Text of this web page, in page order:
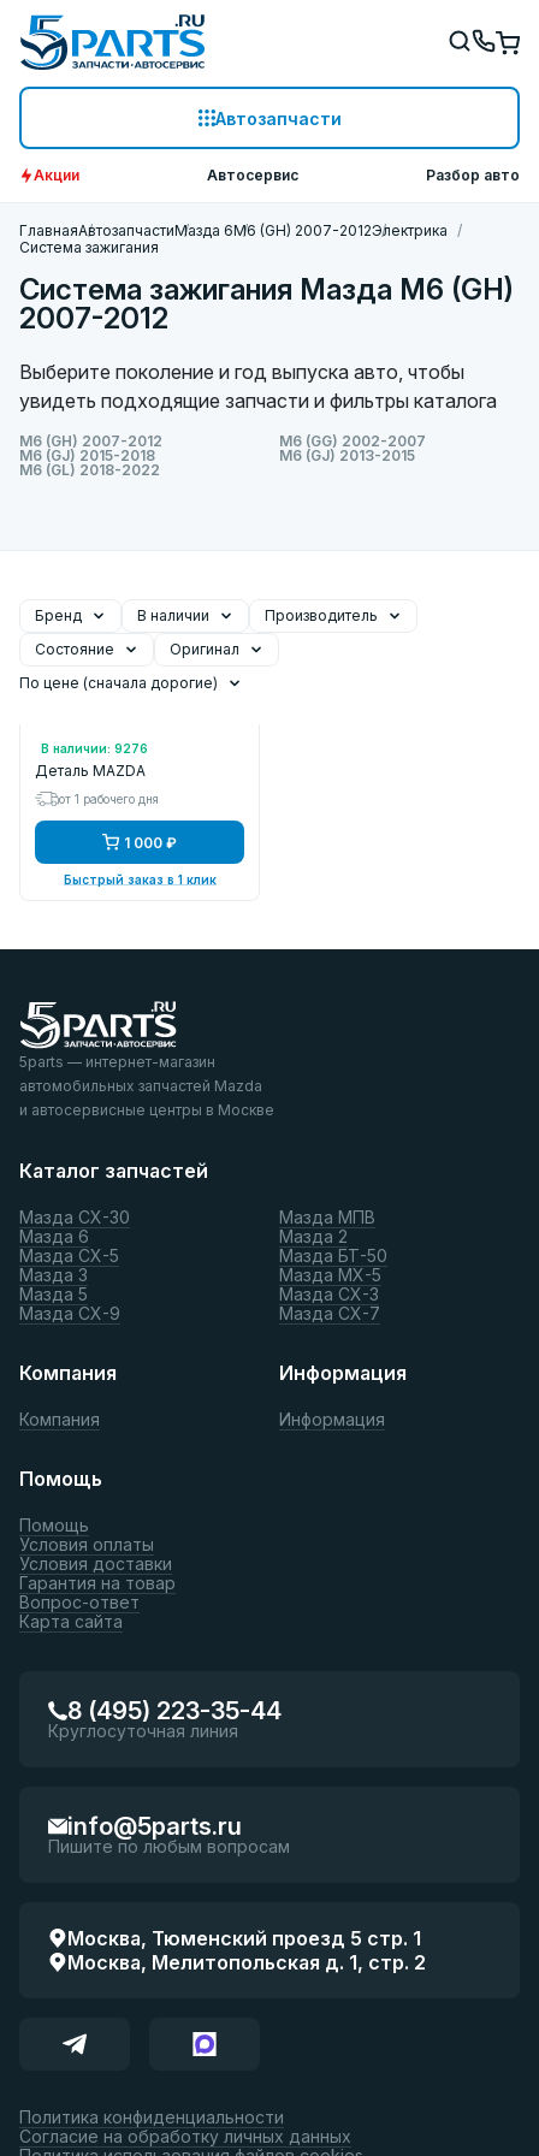
Автозапчасти
Акции Автосервис Разбор авто
ГлавнаяАвтозапчастиМазда 6M6 (GH) 2007-2012Электрика
Система зажигания
Система зажигания Мазда M6 (GH)
2007-2012
Выберите поколение и год выпуска авто, чтобы
увидеть подходящие запчасти и фильтры каталога
M6 (GH) 2007-2012
M6 (GG) 2002-2007
M6 (GJ) 2015-2018
M6 (GJ) 2013-2015
M6 (GL) 2018-2022
Бренд В наличии
Производитель
Состояние
Оригинал
По цене (сначала дорогие)
В наличии: 9276
Арт.: K1Y167SH3 БУ
Деталь MAZDA
от 1 рабочего дня
1 000 ₽
Быстрый заказ в 1 клик
5parts — интернет-магазин
автомобильных запчастей Mazda
и автосервисные центры в Москве
Каталог запчастей
Мазда СХ-30
Мазда 6
Мазда СХ-5
Мазда 3
Мазда 5
Мазда СХ-9
Мазда МПВ
Мазда 2
Мазда БТ-50
Мазда МХ-5
Мазда СХ-3
Мазда СХ-7
Компания
Компания
Информация
Информация
Помощь
Помощь
Условия оплаты
Условия доставки
Гарантия на товар
Вопрос-ответ
Карта сайта
8 (495) 223-35-44
Круглосуточная линия
info@5parts.ru
Пишите по любым вопросам
Москва, Тюменский проезд 5 стр. 1
Москва, Мелитопольская д. 1, стр. 2
Политика конфиденциальности
Согласие на обработку личных данных